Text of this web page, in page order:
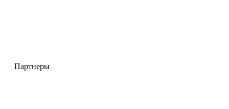
Партнеры